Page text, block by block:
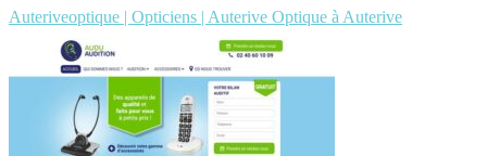
Auteriveoptique | Opticiens | Auterive Optique à Auterive